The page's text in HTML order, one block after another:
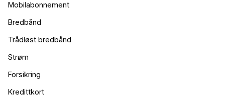
Mobilabonnement
Bredbånd
Trådløst bredbånd
Strøm
Forsikring
Kredittkort